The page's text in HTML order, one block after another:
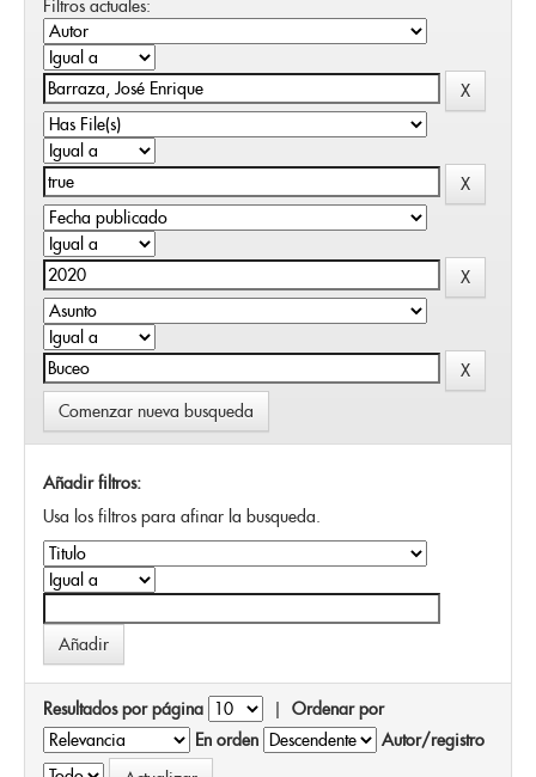
Filtros actuales:
Comenzar nueva busqueda
Añadir filtros:
Usa los filtros para afinar la busqueda.
Resultados por página | Ordenar por
En orden
Autor/registro